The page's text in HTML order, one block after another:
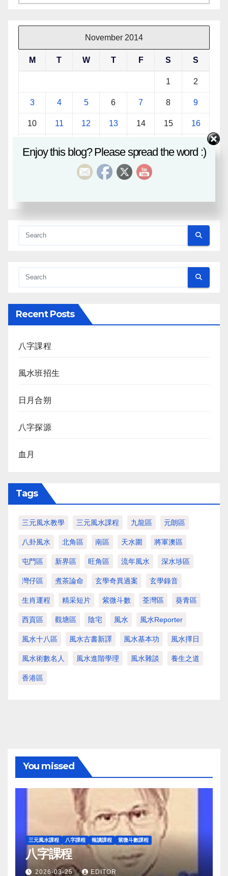
November 2014
M T W T F S S
1 2
3 4 5 6 7 8 9
10 11 12 13 14 15 16
26 27 28
Recent Posts
八字課程
風水班招生
日月合朔
八字探源
血月
Tags
三元風水教學 三元風水課程 九龍區 元朗區
八卦風水 北角區 南區 天水圍 將軍澳區
屯門區 新界區 旺角區 流年風水 深水埗區
灣仔區 煮茶論命 玄學奇異過案 玄學錄音
生肖運程 精采短片 紫微斗數 荃灣區 葵青區
西貢區 觀塘區 陰宅 風水 風水Reporter
風水十八區 風水古書新譯 風水基本功 風水擇日
風水術數名人 風水進階學理 風水雜談 養生之道
香港區
You missed
三元風水課程 八字課程 報讀課程 紫微斗數課程
八字課程
2026-03-25 EDITOR
Enjoy this blog? Please spread the word :)